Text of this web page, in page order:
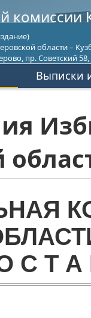
комиссии
области –
пр. Советский 58,
Выписки
С Т А